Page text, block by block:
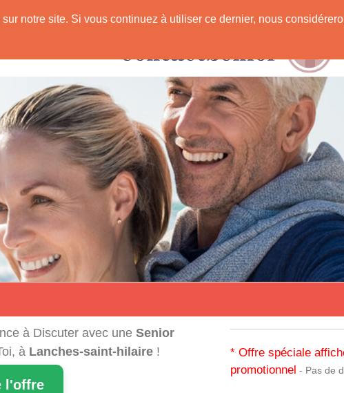
notre site. Si vous continuez à utiliser ce dernier, nous
à Discuter avec une Senior
à Lanches-saint-hilaire !
l'offre
* Offre spéciale
promotionnel - Pas de